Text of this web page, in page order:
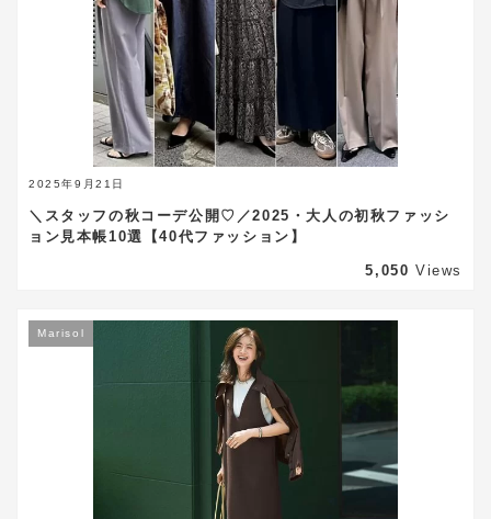
2025年9月21日
＼スタッフの秋コーデ公開♡／2025・大人の初秋ファッシ
ョン見本帳10選【40代ファッション】
5,050 Views
Marisol